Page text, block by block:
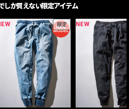
しか買えない限定アイテム
限定 NEW